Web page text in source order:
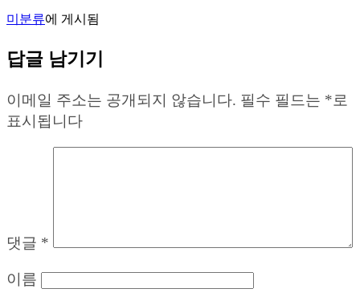
미분류에 게시됨
답글 남기기
이메일 주소는 공개되지 않습니다. 필수 필드는 *로
표시됩니다
댓글 *
이름